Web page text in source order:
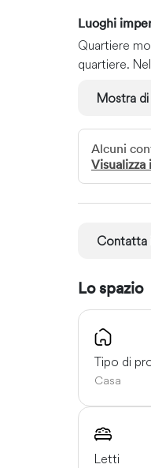
Luoghi
Quartiere
quartiere.
questi
Muoversi
I mezzi
Mostra di
Alcuni
Contatta
Lo spazio
Tipo di
Casa
Letti